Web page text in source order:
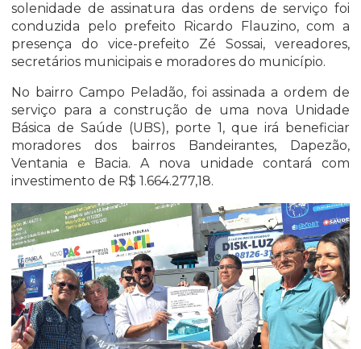
solenidade de assinatura das ordens de serviço foi
conduzida pelo prefeito Ricardo Flauzino, com a
presença do vice-prefeito Zé Sossai, vereadores,
secretários municipais e moradores do município.
No bairro Campo Peladão, foi assinada a ordem de
serviço para a construção de uma nova Unidade
Básica de Saúde (UBS), porte 1, que irá beneficiar
moradores dos bairros Bandeirantes, Dapezão,
Ventania e Bacia. A nova unidade contará com
investimento de R$ 1.664.277,18.